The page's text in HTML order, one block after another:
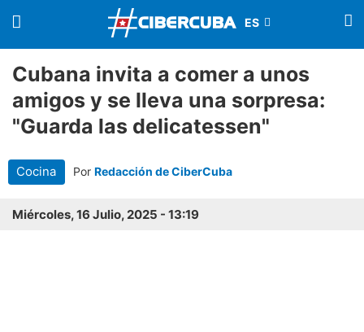
Cubana invita a comer a unos
amigos y se lleva una sorpresa:
"Guarda las delicatessen"
Cocina Por Redacción de CiberCuba
Miércoles, 16 Julio, 2025 - 13:19